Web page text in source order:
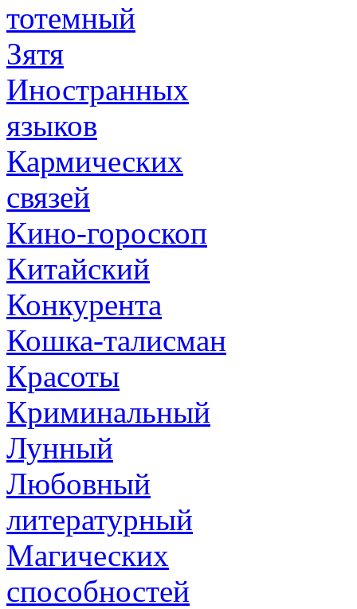
тотемный
Зятя
Иностранных
языков
Кармических
связей
Кино-гороскоп
Китайский
Конкурента
Кошка-талисман
Красоты
Криминальный
Лунный
Любовный
литературный
Магических
способностей